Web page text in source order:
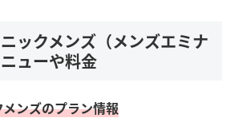
ックメンズ（メンズエミナ
ューや料金
ンズのプラン情報